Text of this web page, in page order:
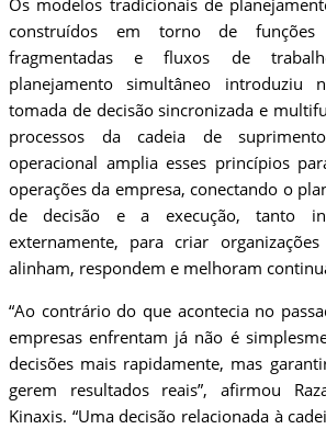
Os modelos tradicionais de
construídos em torno de funções
fragmentadas e fluxos de
planejamento simultâneo introduziu
tomada de decisão sincronizada e
processos da cadeia de
operacional amplia esses princípios
operações da empresa, conectando o
de decisão e a execução, tanto
externamente, para criar
alinham, respondem e melhoram
“Ao contrário do que acontecia no
empresas enfrentam já não é
decisões mais rapidamente, mas
gerem resultados reais”, afirmou
Kinaxis. “Uma decisão relacionada à